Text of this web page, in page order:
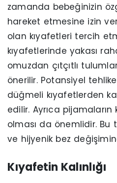
zamanda bebeğinizin
hareket etmesine izin
olan kıyafetleri tercih
kıyafetlerinde yakası
omuzdan çıtçıtlı
önerilir. Potansiyel
düğmeli kıyafetlerden
edilir. Ayrıca pijamaların
olması da önemlidir. Bu
ve hijyenik bez
Kıyafetin Kalınlığı